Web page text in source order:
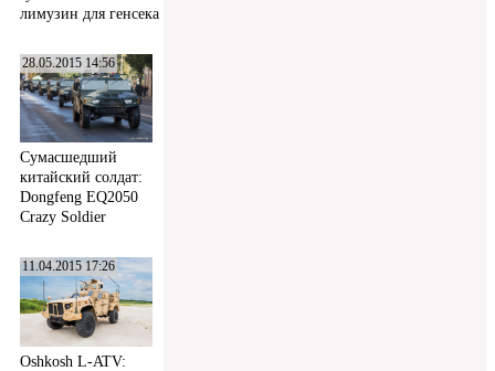
лимузин для генсека
28.05.2015 14:56
Сумасшедший
китайский солдат:
Dongfeng EQ2050
Crazy Soldier
11.04.2015 17:26
Oshkosh L-ATV: